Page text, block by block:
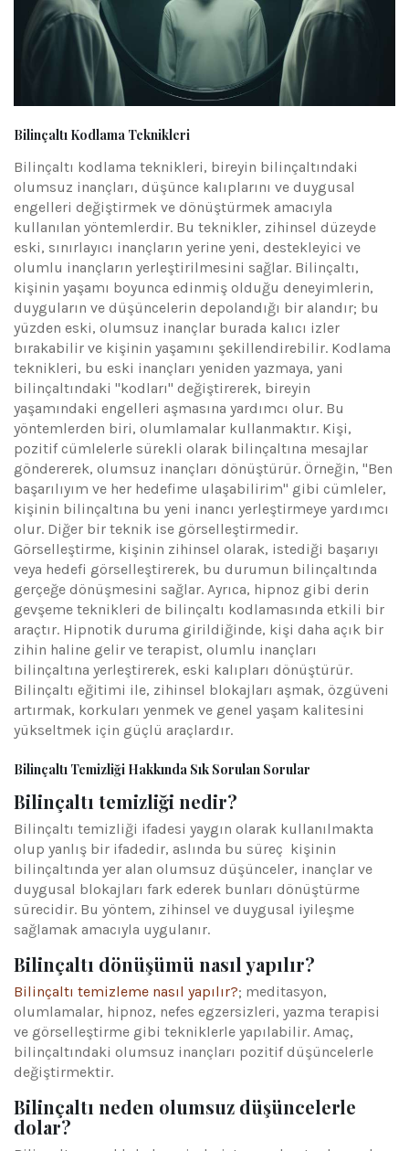
Bilinçaltı Kodlama Teknikleri
Bilinçaltı kodlama teknikleri, bireyin bilinçaltındaki
olumsuz inançları, düşünce kalıplarını ve duygusal
engelleri değiştirmek ve dönüştürmek amacıyla
kullanılan yöntemlerdir. Bu teknikler, zihinsel düzeyde
eski, sınırlayıcı inançların yerine yeni, destekleyici ve
olumlu inançların yerleştirilmesini sağlar. Bilinçaltı,
kişinin yaşamı boyunca edinmiş olduğu deneyimlerin,
duyguların ve düşüncelerin depolandığı bir alandır; bu
yüzden eski, olumsuz inançlar burada kalıcı izler
bırakabilir ve kişinin yaşamını şekillendirebilir. Kodlama
teknikleri, bu eski inançları yeniden yazmaya, yani
bilinçaltındaki "kodları" değiştirerek, bireyin
yaşamındaki engelleri aşmasına yardımcı olur. Bu
yöntemlerden biri, olumlamalar kullanmaktır. Kişi,
pozitif cümlelerle sürekli olarak bilinçaltına mesajlar
göndererek, olumsuz inançları dönüştürür. Örneğin, "Ben
başarılıyım ve her hedefime ulaşabilirim" gibi cümleler,
kişinin bilinçaltına bu yeni inancı yerleştirmeye yardımcı
olur. Diğer bir teknik ise görselleştirmedir.
Görselleştirme, kişinin zihinsel olarak, istediği başarıyı
veya hedefi görselleştirerek, bu durumun bilinçaltında
gerçeğe dönüşmesini sağlar. Ayrıca, hipnoz gibi derin
gevşeme teknikleri de bilinçaltı kodlamasında etkili bir
araçtır. Hipnotik duruma girildiğinde, kişi daha açık bir
zihin haline gelir ve terapist, olumlu inançları
bilinçaltına yerleştirerek, eski kalıpları dönüştürür.
Bilinçaltı eğitimi ile, zihinsel blokajları aşmak, özgüveni
artırmak, korkuları yenmek ve genel yaşam kalitesini
yükseltmek için güçlü araçlardır.
Bilinçaltı Temizliği Hakkında Sık Sorulan Sorular
Bilinçaltı temizliği nedir?
Bilinçaltı temizliği ifadesi yaygın olarak kullanılmakta
olup yanlış bir ifadedir, aslında bu süreç kişinin
bilinçaltında yer alan olumsuz düşünceler, inançlar ve
duygusal blokajları fark ederek bunları dönüştürme
sürecidir. Bu yöntem, zihinsel ve duygusal iyileşme
sağlamak amacıyla uygulanır.
Bilinçaltı dönüşümü nasıl yapılır?
Bilinçaltı temizleme nasıl yapılır?; meditasyon,
olumlamalar, hipnoz, nefes egzersizleri, yazma terapisi
ve görselleştirme gibi tekniklerle yapılabilir. Amaç,
bilinçaltındaki olumsuz inançları pozitif düşüncelerle
değiştirmektir.
Bilinçaltı neden olumsuz düşüncelerle
dolar?